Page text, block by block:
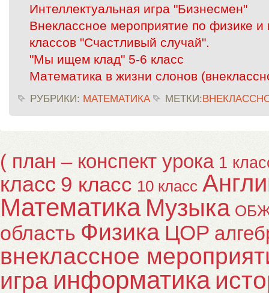
Интеллектуальная игра "Бизнесмен"
Внеклассное мероприятие по физике и
классов "Счастливый случай".
"Мы ищем клад" 5-6 класс
Математика в жизни слонов
РУБРИКИ: МАТЕМАТИКА МЕТКИ:
( план – конспект урока 1
класс 9 класс 10 класс
Математика Музыка
область Физика ЦОР
внеклассное
игра информатика